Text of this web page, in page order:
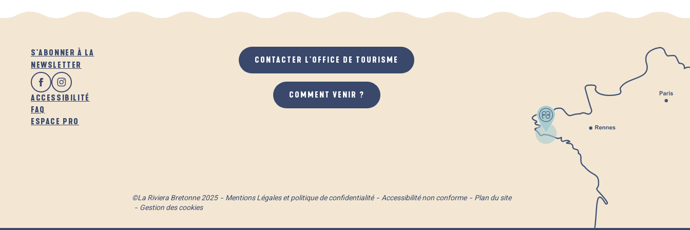
S'ABONNER À LA
NEWSLETTER
ACCESSIBILITÉ
FAQ
ESPACE PRO
CONTACTER L'OFFICE DE TOURISME
COMMENT VENIR ?
©La Riviera Bretonne 2025 Mentions Légales et politique de confidentialité Accessibilité non conforme
Plan du site
Gestion des cookies